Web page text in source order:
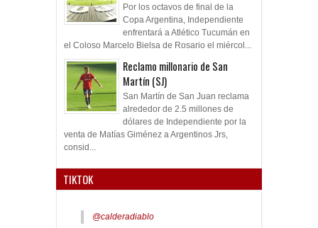
Por los octavos de final de la
Copa Argentina, Independiente
enfrentará a Atlético Tucumán en
el Coloso Marcelo Bielsa de Rosario el miércol...
Reclamo millonario de San
Martín (SJ)
San Martín de San Juan reclama
alrededor de 2.5 millones de
dólares de Independiente por la
venta de Matías Giménez a Argentinos Jrs,
consid...
TIKTOK
@calderadiablo